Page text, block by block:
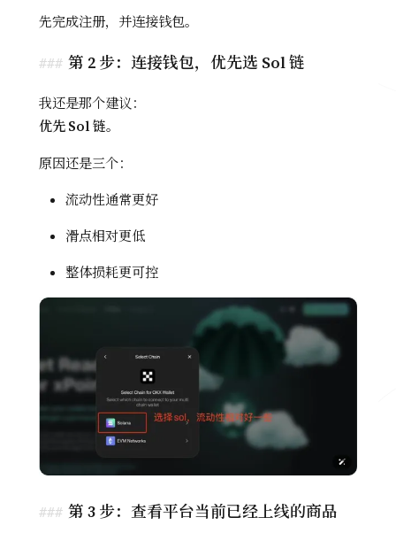
先完成注册，并连接钱包。
第 2 步：连接钱包，优先选 Sol 链
我还是那个建议：
优先 Sol 链。
原因还是三个：
流动性通常更好
滑点相对更低
整体损耗更可控
第 3 步：查看平台当前已经上线的商品